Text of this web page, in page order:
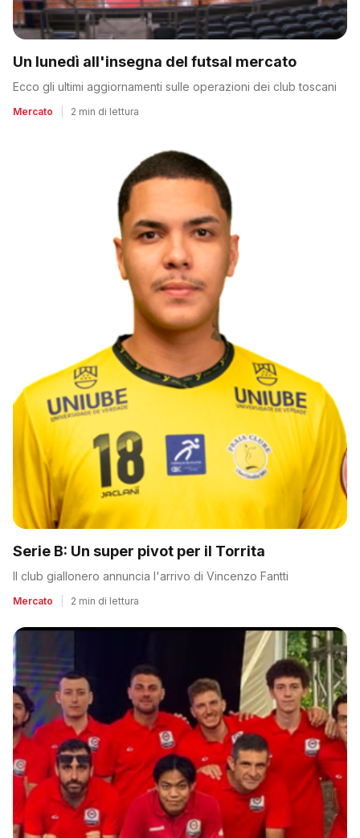
Un lunedì all'insegna del futsal mercato
Ecco gli ultimi aggiornamenti sulle operazioni dei club toscani
Mercato 2 min di lettura
Serie B: Un super pivot per il Torrita
Il club giallonero annuncia l'arrivo di Vincenzo Fantti
Mercato 2 min di lettura